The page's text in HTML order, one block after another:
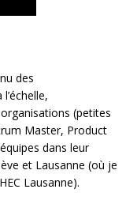
des
l’échelle,
(petites
Master, Product
dans leur
et Lausanne (où je
Lausanne).